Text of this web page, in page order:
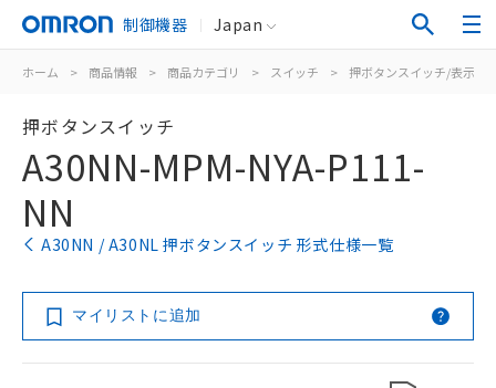
制御機器 Japan
ホーム > 商品情報 > 商品カテゴリ > スイッチ > 押ボタンスイッチ/表示灯
押ボタンスイッチ
A30NN-MPM-NYA-P111-
NN
A30NN / A30NL 押ボタンスイッチ 形式仕様一覧
マイリストに追加